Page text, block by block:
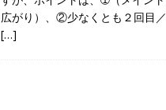
広がり）、②少なくとも２回目
[…]